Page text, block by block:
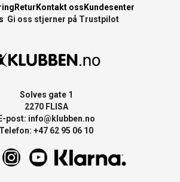
ReturKontakt ossKundesenter
Gi oss stjerner på Trustpilot
Solves gate 1
2270 FLISA
E-post: info@klubben.no
Telefon: +47 62 95 06 10